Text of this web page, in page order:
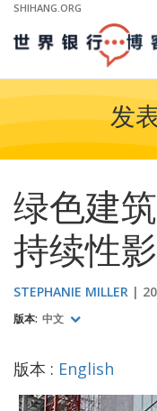
Skip
Main
Navigation
SHIHANG.ORG
发
绿色建
持续性
STEPHANIE MILLER
版本: 中文
版本 : English